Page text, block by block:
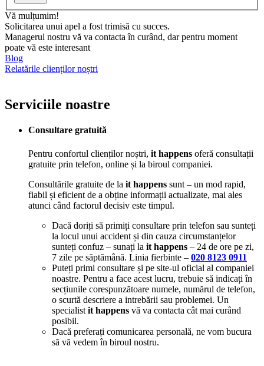
Vă mulțumim!
Solicitarea unui apel a fost trimisă cu succes.
Managerul nostru vă va contacta în curând, dar pentru moment
poate vă este interesant
Blog
Relatările clienților noștri
Serviciile noastre
Consultare gratuită
Pentru confortul clienților noștri, it happens oferă consultații
gratuite prin telefon, online și la biroul companiei.
Consultările gratuite de la it happens sunt – un mod rapid,
fiabil și eficient de a obține informații actualizate, mai ales
atunci când factorul decisiv este timpul.
Dacă doriți să primiți consultare prin telefon sau sunteți
la locul unui accident și din cauza circumstanțelor
sunteți confuz – sunați la it happens – 24 de ore pe zi,
7 zile pe săptămână. Linia fierbinte – 020 8123 0911
Puteți primi consultare și pe site-ul oficial al companiei
noastre. Pentru a face acest lucru, trebuie să indicați în
secțiunile corespunzătoare numele, numărul de telefon,
o scurtă descriere a intrebării sau problemei. Un
specialist it happens vă va contacta cât mai curând
posibil.
Dacă preferați comunicarea personală, ne vom bucura
să vă vedem în biroul nostru.